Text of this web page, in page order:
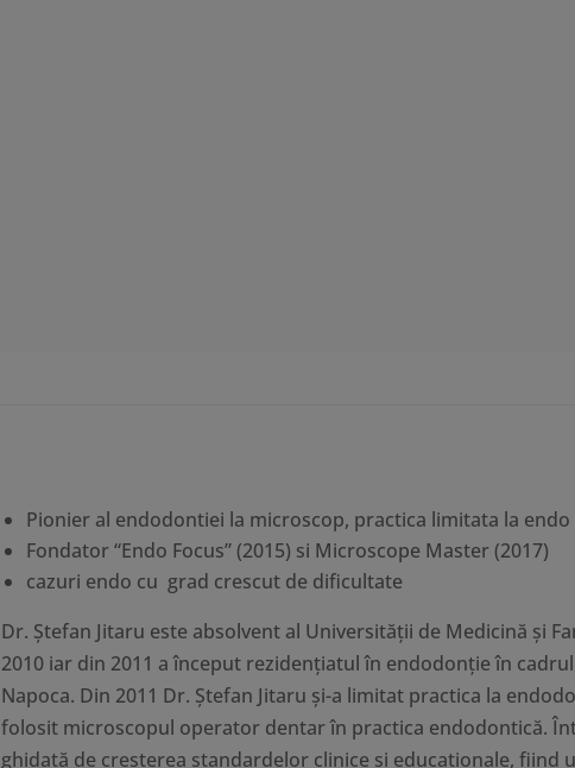
Pionier al endodontiei la microscop, practica limitata la endo
Fondator “Endo Focus” (2015) si Microscope Master (2017)
cazuri endo cu grad crescut de dificultate
Dr. Ştefan Jitaru este absolvent al Universităţii de Medicină şi
2010 iar din 2011 a început rezidenţiatul în endodonţie în
Napoca. Din 2011 Dr. Ștefan Jitaru și-a limitat practica la
folosit microscopul operator dentar în practica endodontică.
ghidată de creșterea standardelor clinice și educaționale,